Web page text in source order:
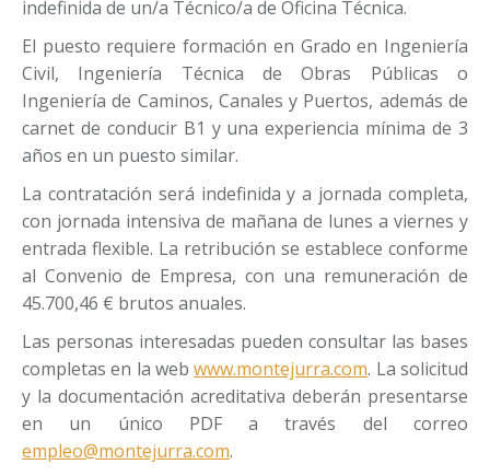
indefinida de un/a Técnico/a de Oficina Técnica.
El puesto requiere formación en Grado en Ingeniería
Civil, Ingeniería Técnica de Obras Públicas o
Ingeniería de Caminos, Canales y Puertos, además de
carnet de conducir B1 y una experiencia mínima de 3
años en un puesto similar.
La contratación será indefinida y a jornada completa,
con jornada intensiva de mañana de lunes a viernes y
entrada flexible. La retribución se establece conforme
al Convenio de Empresa, con una remuneración de
45.700,46 € brutos anuales.
Las personas interesadas pueden consultar las bases
completas en la webwww.montejurra.com. La solicitud
y la documentación acreditativa deberán presentarse
en un único PDF a través del correo
empleo@montejurra.com.